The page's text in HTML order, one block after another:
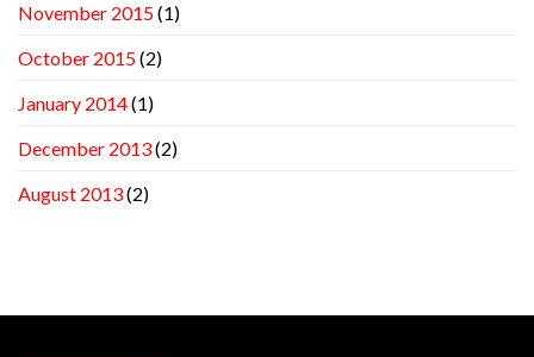
November 2015(1)
October 2015(2)
January 2014(1)
December 2013(2)
August 2013(2)